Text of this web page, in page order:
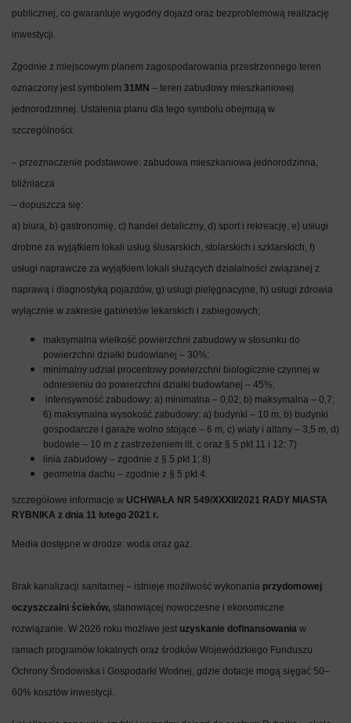
publicznej, co gwarantuje wygodny dojazd oraz bezproblemową realizację
inwestycji.
Zgodnie z miejscowym planem zagospodarowania przestrzennego teren
oznaczony jest symbolem 31MN – teren zabudowy mieszkaniowej
jednorodzinnej. Ustalenia planu dla tego symbolu obejmują w
szczególności:
– przeznaczenie podstawowe: zabudowa mieszkaniowa jednorodzinna,
bliźniacza
– dopuszcza się:
a) biura, b) gastronomię, c) handel detaliczny, d) sport i rekreację, e) usługi
drobne za wyjątkiem lokali usług ślusarskich, stolarskich i szklarskich, f)
usługi naprawcze za wyjątkiem lokali służących działalności związanej z
naprawą i diagnostyką pojazdów, g) usługi pielęgnacyjne, h) usługi zdrowia
wyłącznie w zakresie gabinetów lekarskich i zabiegowych;
maksymalna wielkość powierzchni zabudowy w stosunku do
powierzchni działki budowlanej – 30%;
minimalny udział procentowy powierzchni biologicznie czynnej w
odniesieniu do powierzchni działki budowlanej – 45%;
intensywność zabudowy: a) minimalna – 0,02, b) maksymalna – 0,7;
6) maksymalna wysokość zabudowy: a) budynki – 10 m, b) budynki
gospodarcze i garaże wolno stojące – 6 m, c) wiaty i altany – 3,5 m, d)
budowle – 10 m z zastrzeżeniem lit. c oraz § 5 pkt 11 i 12; 7)
linia zabudowy – zgodnie z § 5 pkt 1; 8)
geometria dachu – zgodnie z § 5 pkt 4.
szczegółowe informacje w UCHWAŁA NR 549/XXXII/2021 RADY MIASTA
RYBNIKA z dnia 11 lutego 2021 r.
Media dostępne w drodze: woda oraz gaz.
Brak kanalizacji sanitarnej – istnieje możliwość wykonania przydomowej
oczyszczalni ścieków, stanowiącej nowoczesne i ekonomiczne
rozwiązanie. W 2026 roku możliwe jest uzyskanie dofinansowania w
ramach programów lokalnych oraz środków Wojewódzkiego Funduszu
Ochrony Środowiska i Gospodarki Wodnej, gdzie dotacje mogą sięgać 50–
60% kosztów inwestycji.